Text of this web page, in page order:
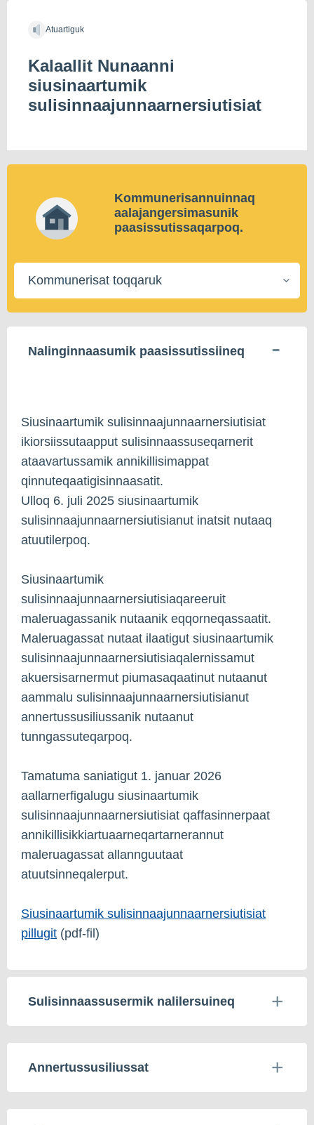
Atuartiguk
Kalaallit Nunaanni
siusinaartumik
sulisinnaajunnaarnersiutisiat
Kommunerisannuinnaq
aalajangersimasunik
paasissutissaqarpoq.
Kommunerisat
toqqaruk
Nalinginnaasumik paasissutissiineq
Siusinaartumik sulisinnaajunnaarnersiutisiat
ikiorsiissutaapput sulisinnaassuseqarnerit
ataavartussamik annikillisimappat
qinnuteqaatigisinnaasatit.
Ulloq 6. juli 2025 siusinaartumik
sulisinnaajunnaarnersiutisianut inatsit nutaaq
atuutilerpoq.
Siusinaartumik
sulisinnaajunnaarnersiutisiaqareeruit
maleruagassanik nutaanik eqqorneqassaatit.
Maleruagassat nutaat ilaatigut siusinaartumik
sulisinnaajunnaarnersiutisiaqalernissamut
akuersisarnermut piumasaqaatinut nutaanut
aammalu sulisinnaajunnaarnersiutisianut
annertussusiliussanik nutaanut
tunngassuteqarpoq.
Tamatuma saniatigut 1. januar 2026
aallarnerfigalugu siusinaartumik
sulisinnaajunnaarnersiutisiat qaffasinnerpaat
annikillisikkiartuaarneqartarnerannut
maleruagassat allannguutaat
atuutsinneqalerput.
Siusinaartumik sulisinnaajunnaarnersiutisiat
pillugit (pdf-fil)
Sulisinnaassusermik nalilersuineq
Annertussusiliussat